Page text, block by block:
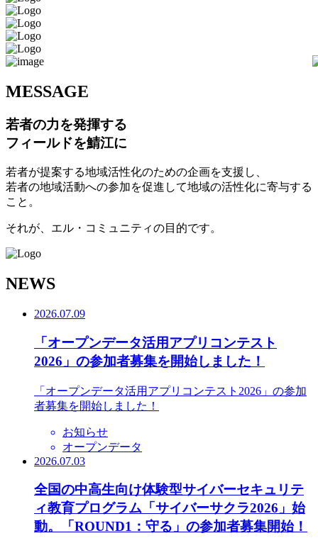
MESSAGE
若者の力を発揮する
フィールドを鯖江に
若者が提案する地域活性化のための企画を支援し、
若者の地域活動への参加を促進して地域の活性化に寄与する
こと。
それが、エル・コミュニティの目的です。
NEWS
2026.07.09
「オープンデータ活用アプリコンテスト
2026」の参加者募集を開始しました！
「オープンデータ活用アプリコンテスト2026」の参加
者募集を開始しました！
お知らせ
オープンデータ
2026.07.03
全国の中高生向け体験型サイバーセキュリテ
ィ教育プログラム「サイバーサクラ2026」始
動。「ROUND1：守る」の参加者募集開始！